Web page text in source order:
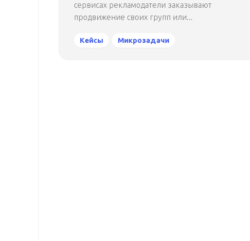
сервисах рекламодатели заказывают
продвижение своих групп или...
Кейсы Микрозадачи